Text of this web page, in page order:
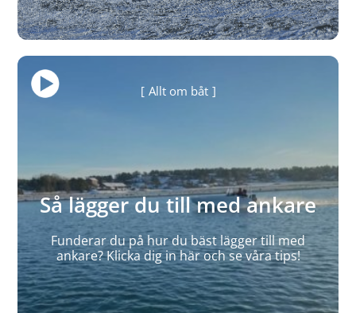
Allt om båt
Så lägger du till med ankare
Funderar du på hur du bäst lägger till med
ankare? Klicka dig in här och se våra tips!